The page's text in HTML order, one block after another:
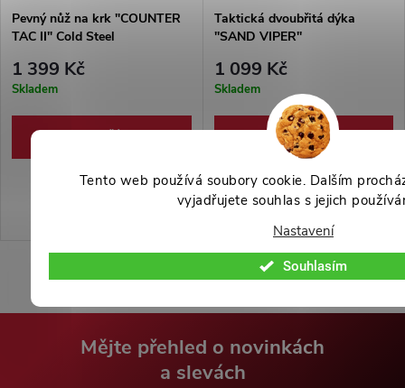
Tento web používá soubory cookie. Dalším
vyjadřujete souhlas s jejich
Nastavení
Souhlasím
Pevný nůž na krk "COUNTER
TAC II" Cold Steel
1 399 Kč
Skladem
Taktická dvoubřitá dýka
''SAND VIPER''
1 099 Kč
Skladem
DO KOŠÍKU
Taktická dvoubřitá dýka od
značky K25 s nylonovým
oceli 440 a potažena titanovou
vrstvou. Pogumovaná rukojeť s
oboustrannou záštitou.
Mějte přehled o novinkách
a slevách